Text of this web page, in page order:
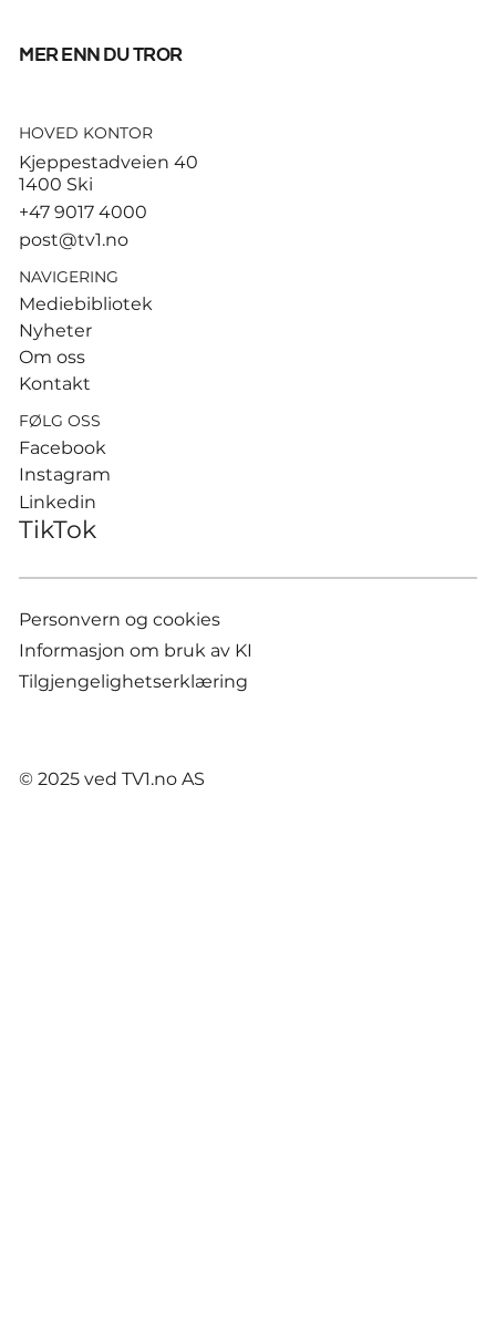
God start for de norske
Hamburg
mer enn du tror
HOVED KONTOR
Kjeppestadveien 40
1400 Ski
+47 9017 4000
post@tv1.no
NAVIGERING
Mediebibliotek
Nyheter
Om oss
Kontakt
FØLG OSS
Facebook
Instagram
Linkedin
TikTok
Personvern og cookies
Informasjon om bruk av KI
Tilgjengelighetserklæring
© 2025 ved TV1.no AS